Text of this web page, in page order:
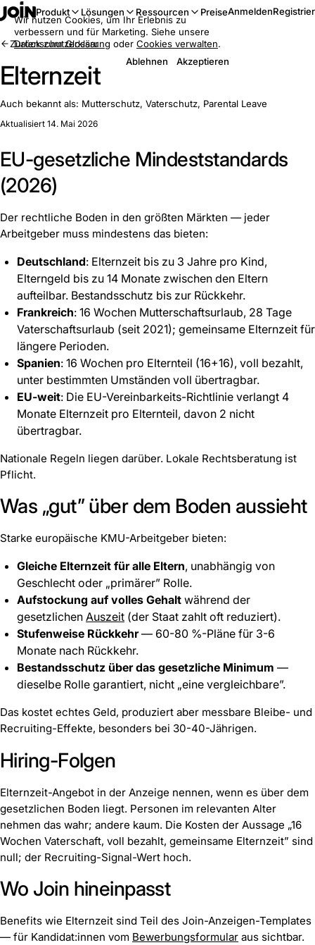
Produkt Lösungen Ressourcen PreiseAnmelden
Zurück zum Glossar
Elternzeit
Auch bekannt als: Mutterschutz, Vaterschutz, Parental Leave
Aktualisiert 14. Mai 2026
EU-gesetzliche Mindeststandards
(2026)
Der rechtliche Boden in den größten Märkten — jeder
Arbeitgeber muss mindestens das bieten:
Deutschland: Elternzeit bis zu 3 Jahre pro Kind,
Elterngeld bis zu 14 Monate zwischen den Eltern
aufteilbar. Bestandsschutz bis zur Rückkehr.
Frankreich: 16 Wochen Mutterschaftsurlaub, 28 Tage
Vaterschaftsurlaub (seit 2021); gemeinsame Elternzeit für
längere Perioden.
Spanien: 16 Wochen pro Elternteil (16+16), voll bezahlt,
unter bestimmten Umständen voll übertragbar.
EU-weit: Die EU-Vereinbarkeits-Richtlinie verlangt 4
Monate Elternzeit pro Elternteil, davon 2 nicht
übertragbar.
Nationale Regeln liegen darüber. Lokale Rechtsberatung ist
Pflicht.
Was „gut” über dem Boden aussieht
Starke europäische KMU-Arbeitgeber bieten:
Gleiche Elternzeit für alle Eltern, unabhängig von
Geschlecht oder „primärer” Rolle.
Aufstockung auf volles Gehalt während der
gesetzlichen Auszeit (der Staat zahlt oft reduziert).
Stufenweise Rückkehr— 60-80 %-Pläne für 3-6
Monate nach Rückkehr.
Bestandsschutz über das gesetzliche Minimum —
dieselbe Rolle garantiert, nicht „eine vergleichbare”.
Das kostet echtes Geld, produziert aber messbare Bleibe- und
Recruiting-Effekte, besonders bei 30-40-Jährigen.
Hiring-Folgen
Elternzeit-Angebot in der Anzeige nennen, wenn es über dem
gesetzlichen Boden liegt. Personen im relevanten Alter
nehmen das wahr; andere kaum. Die Kosten der Aussage „16
Wochen Vaterschaft, voll bezahlt, gemeinsame Elternzeit” sind
null; der Recruiting-Signal-Wert hoch.
Wo Join hineinpasst
Benefits wie Elternzeit sind Teil des Join-Anzeigen-Templates
— für Kandidat:innen vom Bewerbungsformular aus sichtbar.
Wir nutzen Cookies, um Ihr Erlebnis zu
verbessern und für Marketing. Siehe unsere
Datenschutzerklärung oder Cookies verwalten.
Ablehnen
Akzeptieren